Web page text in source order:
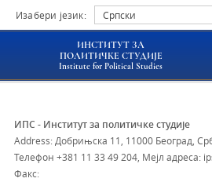
Изабери језик: Српски
ИНСТИТУТ ЗА
ПОЛИТИЧКЕ СТУДИЈЕ
Institute for Political Studies
ИПС - Институт за политичке студије
Address: Добрињска 11, 11000 Београд,
Телефон +381 11 33 49 204 Мејл адреса:
Факс: